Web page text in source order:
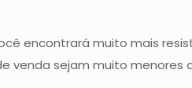
encontrará muito mais
venda sejam muito menores